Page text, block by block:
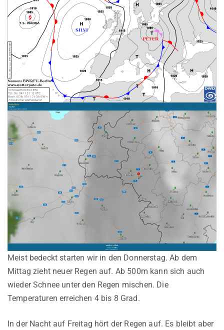
Meist bedeckt starten wir in den Donnerstag. Ab dem
Mittag zieht neuer Regen auf. Ab 500m kann sich auch
wieder Schnee unter den Regen mischen. Die
Temperaturen erreichen 4 bis 8 Grad.
In der Nacht auf Freitag hört der Regen auf. Es bleibt aber